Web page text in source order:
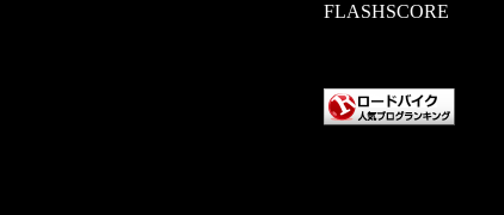
FLASHSCORE